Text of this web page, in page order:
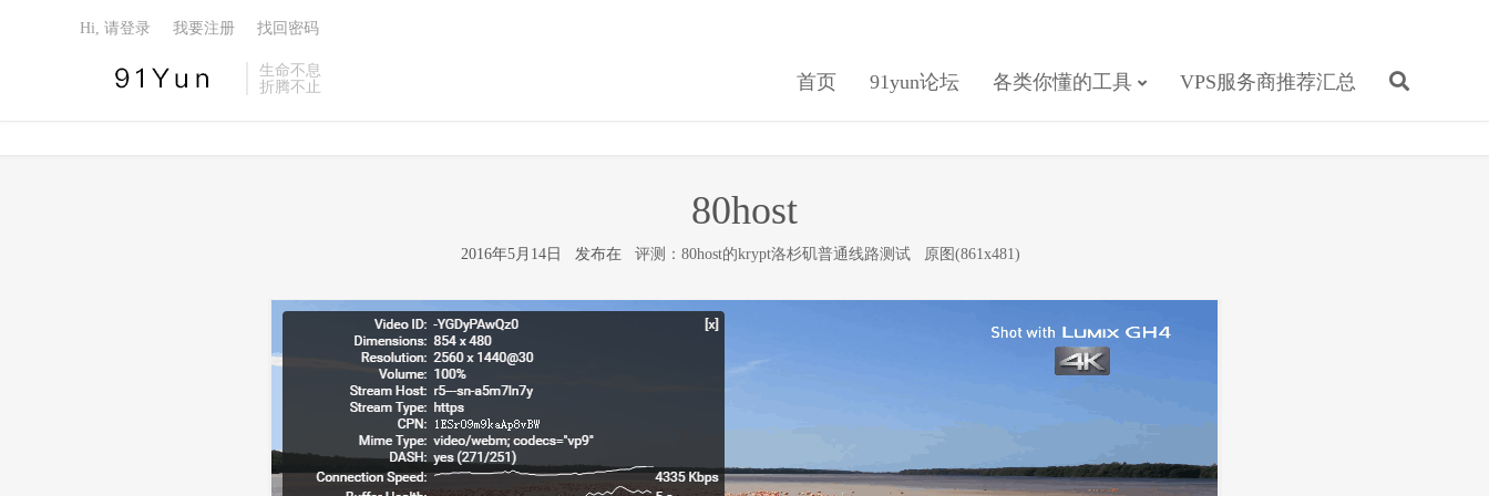
生命不息
折腾不止
首页 91yun论坛 各类你懂的工具 VPS服务商推荐汇总
Hi, 请登录 我要注册 找回密码
80host
2016年5月14日 发布在 评测：80host的krypt洛杉矶普通线路测试 原图(861x481)